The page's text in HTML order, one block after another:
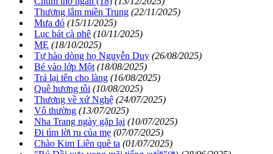
Thương lắm miền Trung (22/11/2025)
Mưa đỏ (15/11/2025)
Lục bát cà phê (10/11/2025)
MẸ (18/10/2025)
Tự hào dòng họ Nguyễn Duy (26/08/2025)
Bé vào lớp Một (18/08/2025)
Trả lại tên cho làng (16/08/2025)
Quê hương tôi (10/08/2025)
Thương về xứ Nghệ (24/07/2025)
Vô thường (13/07/2025)
Nha Trang ngày gặp lại (10/07/2025)
Đi tìm lời ru của mẹ (07/07/2025)
Chào Kim Liên quê ta (01/07/2025)